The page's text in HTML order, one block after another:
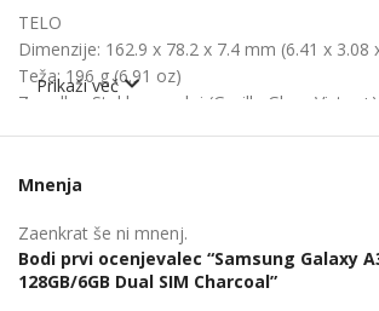
TELO
Dimenzije: 162.9 x 78.2 x 7.4 mm (6.41 x 3.08
Teža: 196 g (6.91 oz)
Zgradba: Steklo spredaj (Gorilla Glass
pripravljenosti)
minut)
ZASLON
Prikaži več
Mnenja
Zaenkrat še ni mnenj.
Bodi prvi ocenjevalec “Samsung Galaxy
128GB/6GB Dual SIM Charcoal”